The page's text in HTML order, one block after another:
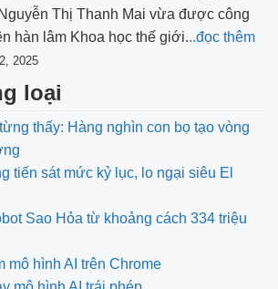
Thị Thanh Mai vừa được công
hàn lâm Khoa học thế giới...đọc thêm
2025
loại
thấy: Hàng nghìn con bọ tạo vòng
tiến sát mức kỷ lục, lo ngại siêu El
Sao Hỏa từ khoảng cách 334 triệu
mô hình AI trên Chrome